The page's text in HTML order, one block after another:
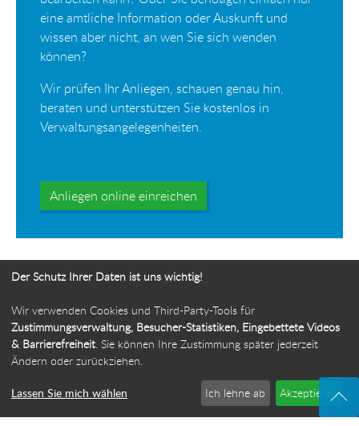
eine amtliche Information oder Auskunft und
wissen aber nicht, an wen Sie sich wenden
können?
Wir prüfen Ihr Anliegen, schauen genau hin,
beraten und unterstützen Sie kostenlos in
Verwaltungsangelegenheiten.
Anliegen online einreichen
Ihr Weg zur Bürgerbeauftragten
Der Schutz Ihrer Daten ist uns wichtig!
Wir verwenden Cookies und Third-Party-Tools für
Zustimmungsverwaltung, Besucher-Statistiken, Eingebettete Videos
& Barrierefreiheit. Sie können Ihre Zustimmung später jederzeit
Ändern oder zurückziehen.
Lassen Sie mich wählen Ich lehne ab Akzeptieren